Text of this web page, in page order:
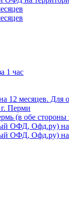
1 час
12 месяцев.
г. Перми
(в обе стороны
ОФД, Офд.ру) на
ОФД, Офд.ру) на